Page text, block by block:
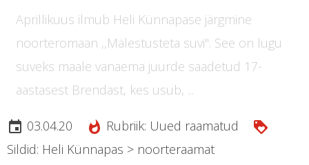
Aprillikuus ilmub Heli Künnapase järgmine
noorteromaan ,,Mälestusteta suvi". See on lugu
suveks maale vanaema juurde saadetud 17-
aastasest Brendast, kes usub, ...
insert_invitation 03.04.20 whatshot Rubriik: Uued raamatud
loyalty
Sildid: Heli Künnapas > noorteraamat